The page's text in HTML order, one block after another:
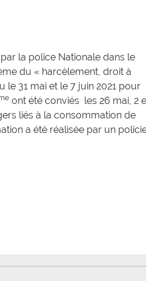
la police Nationale dans le
du « harcèlement, droit à
le 31 mai et le 7 juin 2021 pour
ont été conviés les 26 mai, 2
liés à la consommation de
a été réalisée par un